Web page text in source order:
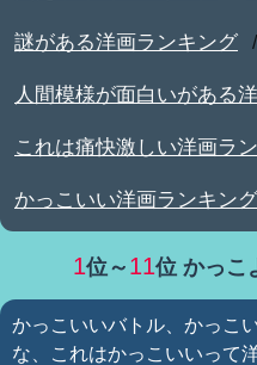
謎がある洋画ランキング /
人間模様が面白いがある
これは痛快激しい洋画ラ
かっこいい洋画ランキング
1位～ 11位 かっこ
かっこいいバトル、かっこ
な、これはかっこいいって